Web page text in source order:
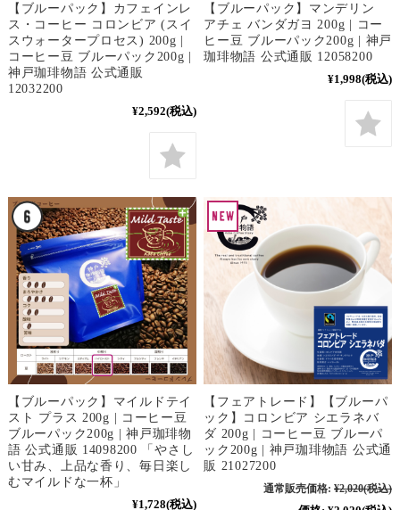
【ブルーパック】カフェインレ
ス・コーヒー コロンビア (スイ
スウォータープロセス) 200g |
コーヒー豆 ブルーパック200g |
神戸珈琲物語 公式通販
12032200
¥2,592(税込)
【ブルーパック】マンデリン
アチェ バンダガヨ 200g | コー
ヒー豆 ブルーパック200g | 神戸
珈琲物語 公式通販 12058200
¥1,998(税込)
【ブルーパック】マイルドテイ
スト プラス 200g | コーヒー豆
ブルーパック200g | 神戸珈琲物
語 公式通販 14098200 「やさし
い甘み、上品な香り、毎日楽し
むマイルドな一杯」
¥1,728(税込)
【フェアトレード】【ブルーパ
ック】コロンビア シエラネバ
ダ 200g | コーヒー豆 ブルーパ
ック200g | 神戸珈琲物語 公式通
販 21027200
通常販売価格: ¥2,020(税込)